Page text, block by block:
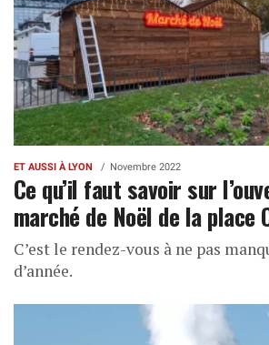
ET AUSSI À LYON Novembre 2022
Ce qu’il faut savoir sur
marché de Noël de la place
C’est le rendez-vous à ne pas
d’année.